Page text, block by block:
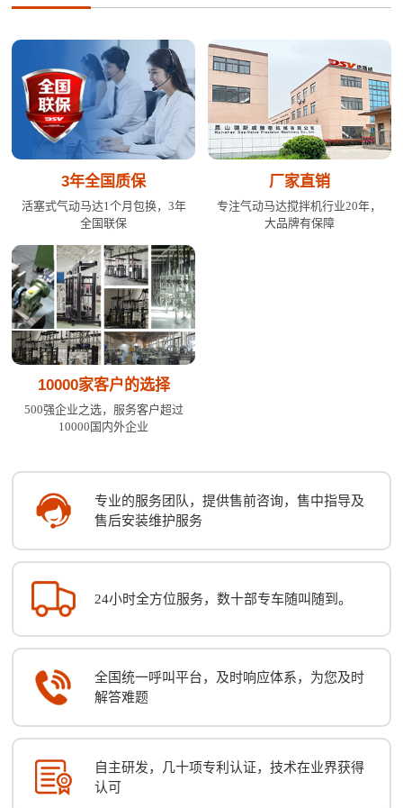
3年全国质保
活塞式气动马达1个月包换，3年
全国联保
厂家直销
专注气动马达搅拌机行业20年，
大品牌有保障
10000家客户的选择
500强企业之选，服务客户超过
10000国内外企业
专业的服务团队，提供售前咨询，售中指导及
售后安装维护服务
24小时全方位服务，数十部专车随叫随到。
全国统一呼叫平台，及时响应体系，为您及时
解答难题
自主研发，几十项专利认证，技术在业界获得
认可